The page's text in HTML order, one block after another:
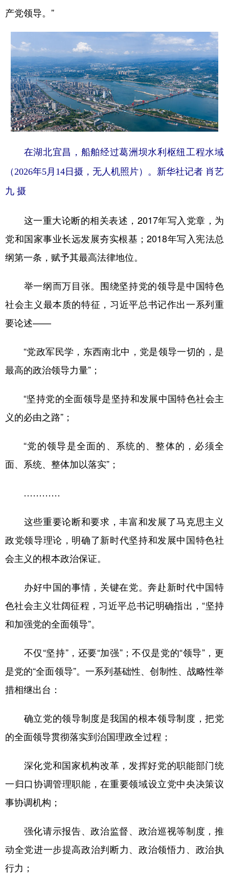
产党领导。”
在湖北宜昌，船舶经过葛洲坝水利枢纽工程水域
（2026年5月14日摄，无人机照片）。新华社记者 肖艺
九 摄
这一重大论断的相关表述，2017年写入党章，为
党和国家事业长远发展夯实根基；2018年写入宪法总
纲第一条，赋予其最高法律地位。
举一纲而万目张。围绕坚持党的领导是中国特色
社会主义最本质的特征，习近平总书记作出一系列重
要论述——
“党政军民学，东西南北中，党是领导一切的，是
最高的政治领导力量”；
“坚持党的全面领导是坚持和发展中国特色社会主
义的必由之路”；
“党的领导是全面的、系统的、整体的，必须全
面、系统、整体加以落实”；
…………
这些重要论断和要求，丰富和发展了马克思主义
政党领导理论，明确了新时代坚持和发展中国特色社
会主义的根本政治保证。
办好中国的事情，关键在党。奔赴新时代中国特
色社会主义壮阔征程，习近平总书记明确指出，“坚持
和加强党的全面领导”。
不仅“坚持”，还要“加强”；不仅是党的“领导”，更
是党的“全面领导”。一系列基础性、创制性、战略性举
措相继出台：
确立党的领导制度是我国的根本领导制度，把党
的全面领导贯彻落实到治国理政全过程；
深化党和国家机构改革，发挥好党的职能部门统
一归口协调管理职能，在重要领域设立党中央决策议
事协调机构；
强化请示报告、政治监督、政治巡视等制度，推
动全党进一步提高政治判断力、政治领悟力、政治执
行力；